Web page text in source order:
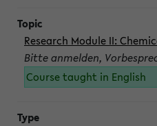
Research Module II:
Bitte anmelden,
Course taught in English